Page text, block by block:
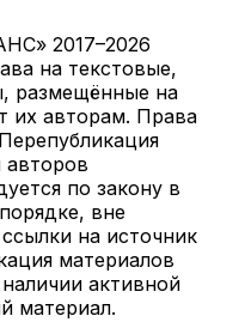
2017–2026
на текстовые,
размещённые на
их авторам. Права
авторов
по закону в
вне
на источник
материалов
активной
материал.